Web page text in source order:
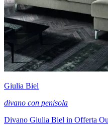
Giulia Biel
divano con penisola
Divano Giulia Biel in Offerta